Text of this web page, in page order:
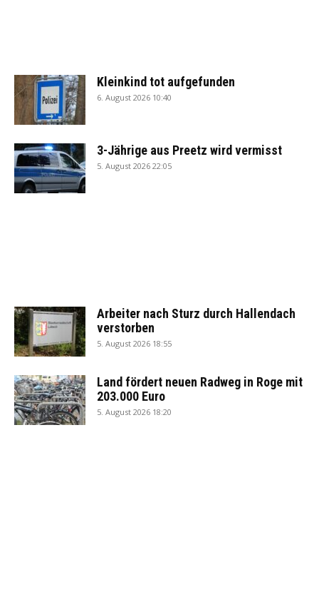
Kleinkind tot aufgefunden
6. August 2026 10:40
3-Jährige aus Preetz wird vermisst
5. August 2026 22:05
Arbeiter nach Sturz durch Hallendach
verstorben
5. August 2026 18:55
Land fördert neuen Radweg in Roge mit
203.000 Euro
5. August 2026 18:20